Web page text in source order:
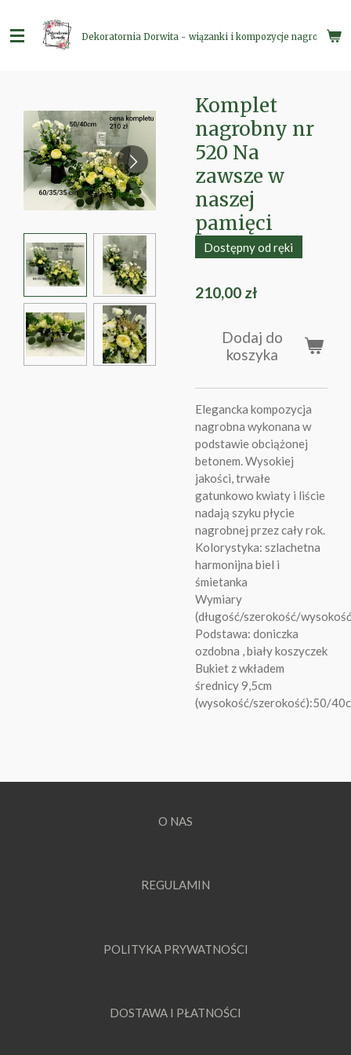
do
głównej
Dekoratornia Dorwita - wiązanki i kompozycje nagrobne
Komplet
nagrobny nr
520 Na
zawsze w
naszej
pamięci
Dostępny od ręki
210,00 zł
Dodaj do
koszyka
Elegancka kompozycja
nagrobna wykonana w
podstawie obciążonej
betonem. Wysokiej
jakości, trwałe
gatunkowo kwiaty i liście
nadają szyku płycie
nagrobnej przez cały rok.
Kolorystyka: szlachetna
harmonijna biel i
śmietanka
Wymiary
(długość/szerokość/
Podstawa: doniczka
ozdobna , biały koszyczek
Bukiet z wkładem
średnicy 9,5cm
(wysokość/szerokość):50/
O NAS
REGULAMIN
POLITYKA PRYWATNOŚCI
DOSTAWA I PŁATNOŚCI